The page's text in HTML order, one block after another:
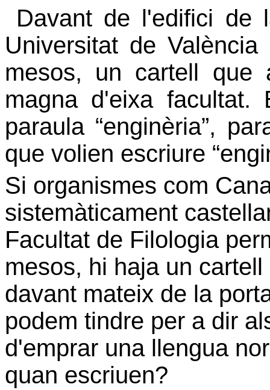
Davant de l'edifici de
Universitat de
mesos, un cartell que
magna d'eixa
paraula “enginèria”,
que volien escriure
Si organismes com
sistemàticament
Facultat de Filologia
mesos, hi haja un
davant mateix de la
podem tindre per a dir
d'emprar una llengua
quan escriuen?